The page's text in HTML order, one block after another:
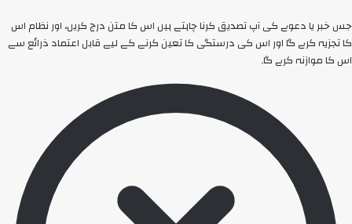
جس خبر یا دعوے کی آپ تصدیق کرنا چاہتے ہیں اس کا متن درج کریں، اور نظام اس
کا تجزیہ کرے گا اور اس کی درستگی کا تعین کرنے کے لیے قابل اعتماد ذرائع سے
اس کا موازنہ کرے گا۔